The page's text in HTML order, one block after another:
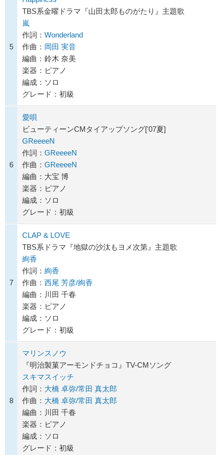
5
TBS系金曜ドラマ『山田太郎ものがたり』主題歌
嵐
作詞： Wonderland
作曲： 岡田 実音
編曲：鈴木 奈美
楽器：ピアノ
編成：ソロ
グレード：初級
6
愛唄
ビューティーンCMタイアップソング['07夏]
GReeeeN
作詞： GReeeeN
作曲： GReeeeN
編曲：大宝 博
楽器：ピアノ
編成：ソロ
グレード：初級
7
CLAP & LOVE
TBS系ドラマ『地獄の沙汰もヨメ次第』主題歌
絢香
作詞： 絢香
作曲： 西尾 芳彦/絢香
編曲：川田 千春
楽器：ピアノ
編成：ソロ
グレード：初級
8
マリンスノウ
『明治製菓アーモンドチョコ』TV-CMソング
スキマスイッチ
作詞： 大橋 卓弥/常田 真太郎
作曲： 大橋 卓弥/常田 真太郎
編曲：川田 千春
楽器：ピアノ
編成：ソロ
グレード：初級